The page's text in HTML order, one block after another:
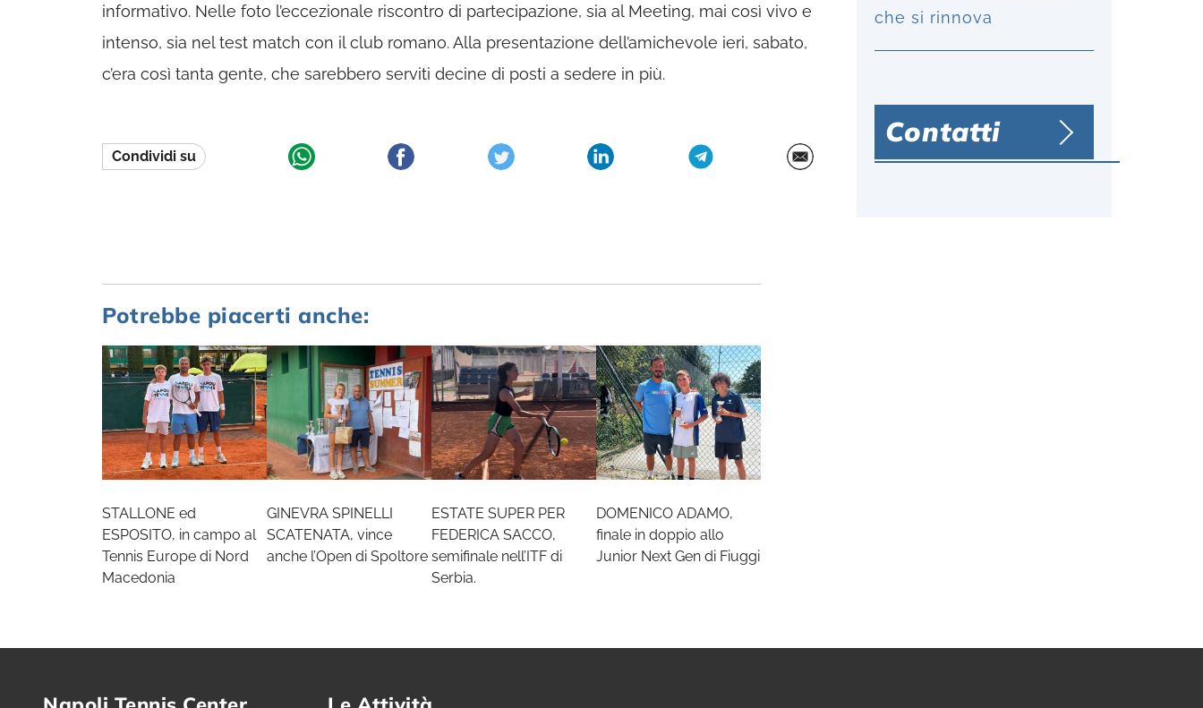
informativo. Nelle foto l’eccezionale riscontro di partecipazione, sia al Meeting, mai così vivo e
intenso, sia nel test match con il club romano. Alla presentazione dell’amichevole ieri, sabato,
c’era così tanta gente, che sarebbero serviti decine di posti a sedere in più.
Condividi su
che si rinnova
Contatti
Potrebbe piacerti anche:
STALLONE ed
ESPOSITO, in campo al
Tennis Europe di Nord
Macedonia
GINEVRA SPINELLI
SCATENATA, vince
anche l’Open di Spoltore
ESTATE SUPER PER
FEDERICA SACCO,
semifinale nell’ITF di
Serbia.
DOMENICO ADAMO,
finale in doppio allo
Junior Next Gen di Fiuggi